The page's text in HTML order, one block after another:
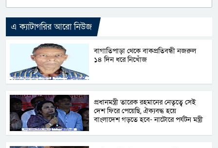
এ ক্যাটাগরির আরো নিউজ
বাগাতিপাড়া থেকে বাকপ্রতিবন্ধী নজরুল
১৪ দিন ধরে নিখোঁজ
প্রধানমন্ত্রী তারেক রহমানের নেতৃত্বে সেই
দেশ ফিরে পেয়েছি, ঐক্যবদ্ধ হয়ে
বাংলাদেশ গড়তে হবে- নাটোরে পর্যটন মন্ত্রী